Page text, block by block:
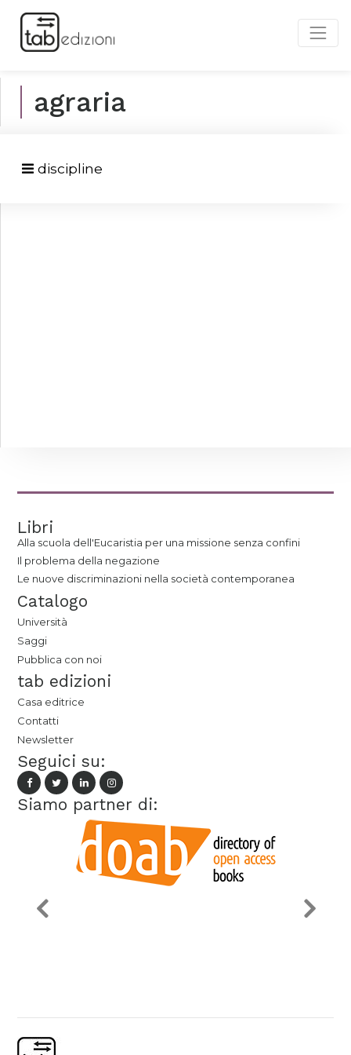
agraria
discipline
Libri
Alla scuola dell'Eucaristia per una missione senza confini
Il problema della negazione
Le nuove discriminazioni nella società contemporanea
Catalogo
Università
Saggi
Pubblica con noi
tab edizioni
Casa editrice
Contatti
Newsletter
Seguici su:
Siamo partner di: